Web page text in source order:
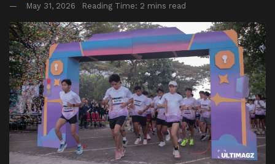
May 31, 2026
Reading Time: 2 mins read